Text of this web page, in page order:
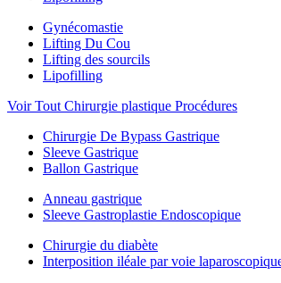
Gynécomastie
Lifting Du Cou
Lifting des sourcils
Lipofilling
Voir Tout Chirurgie plastique Procédures
Chirurgie De Bypass Gastrique
Sleeve Gastrique
Ballon Gastrique
Anneau gastrique
Sleeve Gastroplastie Endoscopique
Chirurgie du diabète
Interposition iléale par voie